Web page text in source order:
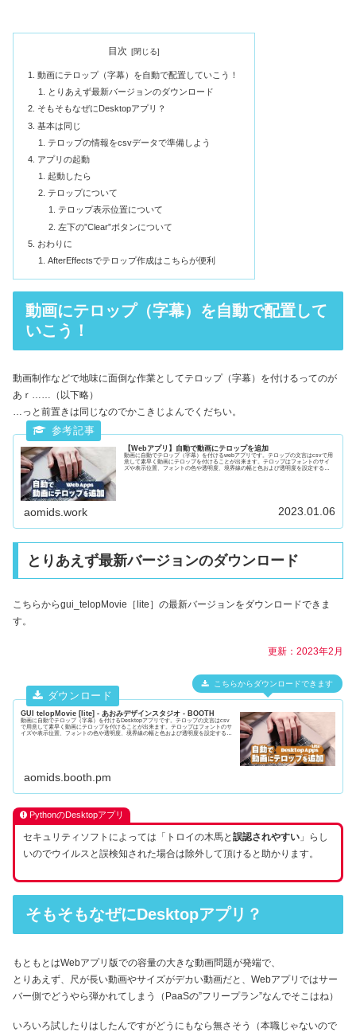
目次
動画にテロップ（字幕）を自動で配置していこう！
とりあえず最新バージョンのダウンロード
そもそもなぜにDesktopアプリ？
基本は同じ
テロップの情報をcsvデータで準備しよう
アプリの起動
起動したら
テロップについて
テロップ表示位置について
左下の”Clear”ボタンについて
おわりに
AfterEffectsでテロップ作成はこちらが便利
動画にテロップ（字幕）を自動で配置して
いこう！
動画制作などで地味に面倒な作業としてテロップ（字幕）を付けるってのが
あｒ……（以下略）
…っと前置きは同じなのでかこきじよんでくだちい。
【Webアプリ】自動で動画にテロップを追加
動画に自動でテロップ（字幕）を付けるwebアプリです。テロップの文言はcsvで用
意して素早く動画にテロップを付けることが出来ます。テロップはフォントのサイ
ズや表示位置、フォントの色や透明度、境界線の幅と色および透明度を設定するこ
aomids.work 2023.01.06
とりあえず最新バージョンのダウンロード
こちらからgui_telopMovie［lite］の最新バージョンをダウンロードできま
す。
更新： 2023年2月
こちらからダウンロードできます
GUI telopMovie [lite] - あおみデザインスタジオ - BOOTH
動画に自動でテロップ（字幕）を付けるDesktopアプリです。テロップの文言はcsv
で用意して素早く動画にテロップを付けることが出来ます。テロップはフォントのサ
イズや表示位置、フォントの色や透明度、境界線の幅と色および透明度を設定するこ
aomids.booth.pm
PythonのDesktopアプリ
セキュリティソフトによっては「トロイの木馬と 誤認されやすい」らし
いのでウイルスと誤検知された場合は除外して頂けると助かります。
そもそもなぜにDesktopアプリ？
もともとはWebアプリ版での容量の大きな動画問題が発端で、
とりあえず、尺が長い動画やサイズがデカい動画だと、Webアプリではサー
バー側でどうやら弾かれてしまう（PaaSの”フリープラン”なんでそこはね）
いろいろ試したりはしたんですがどうにもなら無さそう（本職じゃないので